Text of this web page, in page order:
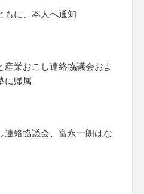
もに、本人へ通知
産業おこし連絡協議会およ
に帰属
連絡協議会、富永一朗はな